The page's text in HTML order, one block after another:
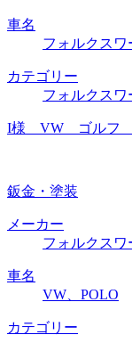
車名
フォルクス
カテゴリー
フォルクスワ
I様 VW ゴルフ 車
鈑金・塗装
メーカー
フォルクスワ
車名
VW、POLO
カテゴリー